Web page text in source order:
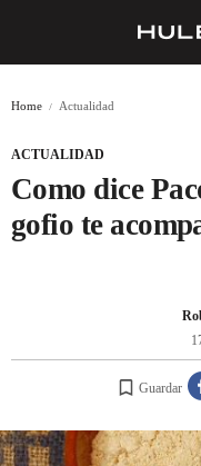
BARRAS Y ESTRELLAS
MENÚ DEL DÍA
Home Actualidad
ACTUALIDAD
Como dice
gofio te
Guardar